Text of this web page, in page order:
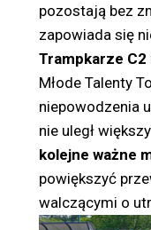
pozostają bez
zapowiada się
Trampkarze C2
Młode Talenty
niepowodzenia
nie uległ
kolejne ważne
powiększyć
walczącymi o